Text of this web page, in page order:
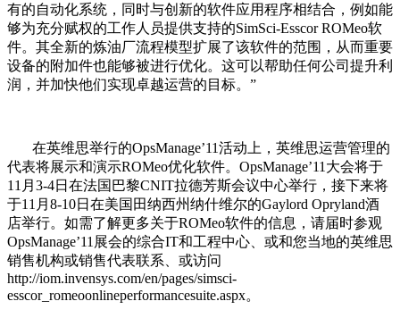
有的自动化系统，同时与创新的软件应用程序相结合，例如能
够为充分赋权的工作人员提供支持的SimSci-Esscor ROMeo软
件。其全新的炼油厂流程模型扩展了该软件的范围，从而重要
设备的附加件也能够被进行优化。这可以帮助任何公司提升利
润，并加快他们实现卓越运营的目标。”
在英维思举行的OpsManage’11活动上，英维思运营管理的
代表将展示和演示ROMeo优化软件。OpsManage’11大会将于
11月3-4日在法国巴黎CNIT拉德芳斯会议中心举行，接下来将
于11月8-10日在美国田纳西州纳什维尔的Gaylord Opryland酒
店举行。如需了解更多关于ROMeo软件的信息，请届时参观
OpsManage’11展会的综合IT和工程中心、或和您当地的英维思
销售机构或销售代表联系、或访问
http://iom.invensys.com/en/pages/simsci-
esscor_romeoonlineperformancesuite.aspx。